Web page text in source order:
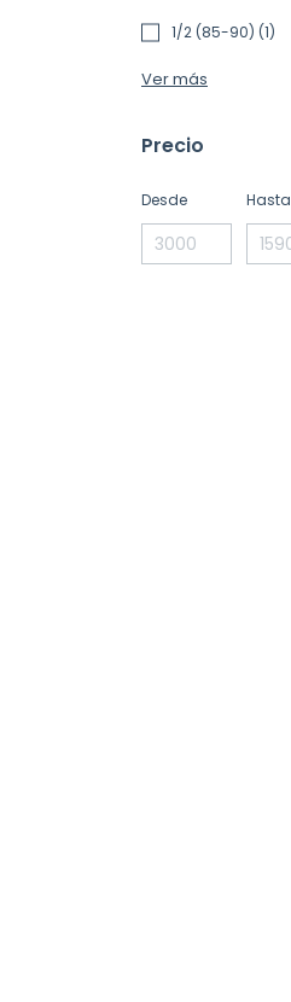
1/2 (85-90) (1)
Ver más
Precio
Desde Hasta